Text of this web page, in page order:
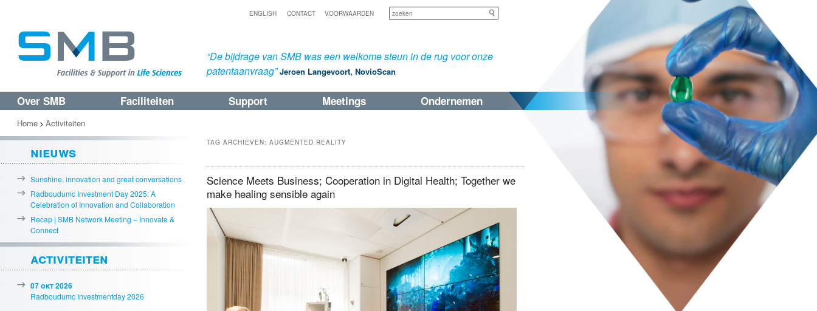
ENGLISH CONTACT VOORWAARDEN
“De bijdrage van SMB was een welkome steun in de rug voor onze
patentaanvraag” Jeroen Langevoort, NovioScan
Spring
naar
de
primaire
inhoud
Spring
naar
de
secundaire
inhoud
Over SMB Faciliteiten Support Meetings Ondernemen
TAG ARCHIEVEN: AUGMENTED REALITY
Science Meets Business; Cooperation in Digital Health; Together we
make healing sensible again
Home > Activiteiten
nieuws
Sunshine, innovation and great conversations
Radboudumc Investment Day 2025: A
Celebration of Innovation and Collaboration
Recap | SMB Network Meeting – Innovate &
Connect
activiteiten
07 okt 2026
Radboudumc Investmentday 2026